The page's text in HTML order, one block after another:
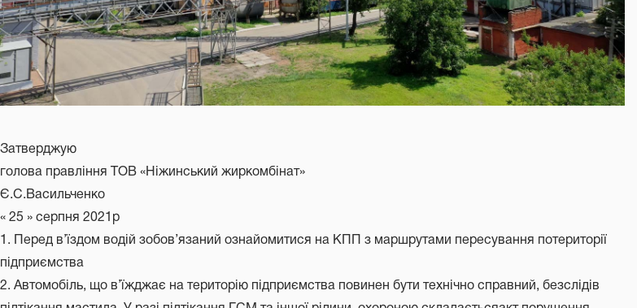
Затверджую
голова правління ТОВ «Ніжинський жиркомбінат»
Є.С.Васильченко
« 25 » серпня 2021р
1. Перед в’їздом водій зобов’язаний ознайомитися на КПП з маршрутами пересування потериторії
підприємства
2. Автомобіль, що в’їжджає на територію підприємства повинен бути технічно справний, безслідів